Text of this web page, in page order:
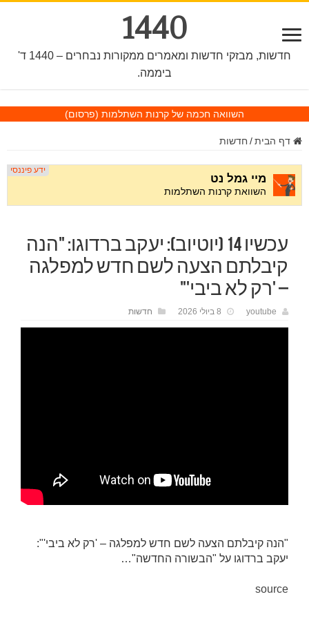
1440
חדשות, מבזקי חדשות ומאמרים ממקורות נבחרים – 1440 ד'
ביממה.
השוואה חכמה של קרנות השתלמות (פרסום)
דף הבית / חדשות
עכשיו 14 (יוטיוב): יעקב ברדוגו: "הנה
קיבלתם הצעה לשם חדש למפלגה
– 'רק לא ביבי'"
youtube 8 ביולי 2026 חדשות
"הנה קיבלתם הצעה לשם חדש למפלגה – 'רק לא ביבי'":
יעקב ברדוגו על "הבשורה החדשה"…
source